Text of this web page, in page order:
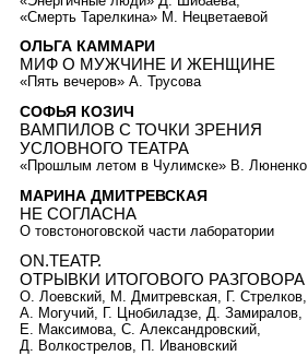
«Смерть Тарелкина» М. Нецветаевой
ОЛЬГА КАММАРИ
МИФ О МУЖЧИНЕ И ЖЕНЩИНЕ
«Пять вечеров» А. Трусова
СОФЬЯ КОЗИЧ
ВАМПИЛОВ С ТОЧКИ ЗРЕНИЯ
УСЛОВНОГО ТЕАТРА
«Прошлым летом в Чулимске» В. Люненко
МАРИНА ДМИТРЕВСКАЯ
НЕ СОГЛАСНА
О товстоноговской части лаборатории
ON.TEATР.
ОТРЫВКИ ИТОГОВОГО РАЗГОВОРА
О. Лоевский, М. Дмитревская, Г. Стрелков,
А. Могучий, Г. Цнобиладзе, Д. Замиралов,
Е. Максимова, С. Александровский,
Д. Волкострелов, П. Ивановский